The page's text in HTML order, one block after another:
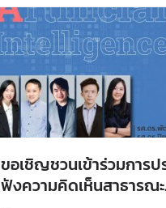
ขอเชิญชวนเข้าร่วมการป
ฟังความคิดเห็นสาธารณะ